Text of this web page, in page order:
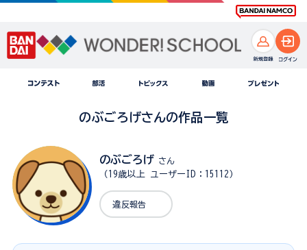
のぶごろげさんの作品一覧
のぶごろげ さん
（19歳以上 ユーザーID：15112）
違反報告